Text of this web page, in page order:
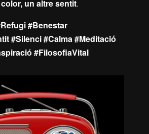
un altre sentit.
#Benestar
#Silenci #Calma #Meditació
#FilosofiaVital